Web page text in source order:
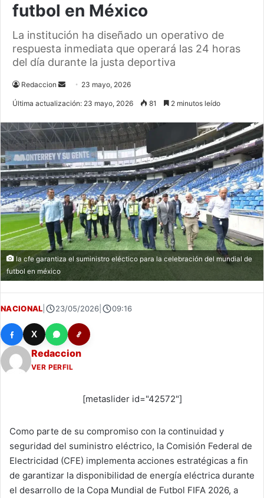
futbol en México
La institución ha diseñado un operativo de
respuesta inmediata que operará las 24 horas
del día durante la justa deportiva
Redaccion
Send 23 mayo, 2026
Última actualización: 23 mayo, 2026 81 2 minutos leído
la cfe garantiza el suministro eléctico para la celebración del mundial de
futbol en méxico
NACIONAL 23/05/2026 09:16
X
Redaccion
VER PERFIL
[metaslider id="42572"]
Como parte de su compromiso con la continuidad y
seguridad del suministro eléctrico, la Comisión Federal de
Electricidad (CFE) implementa acciones estratégicas a fin
de garantizar la disponibilidad de energía eléctrica durante
el desarrollo de la Copa Mundial de Futbol FIFA 2026, a